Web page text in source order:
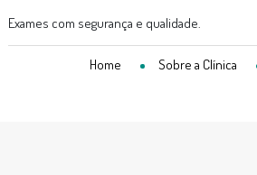
Exames com segurança e qualidade.
Home Sobre a Clínica